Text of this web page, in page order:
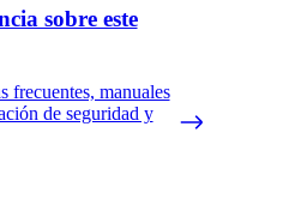
sobre este
frecuentes, manuales
de seguridad y